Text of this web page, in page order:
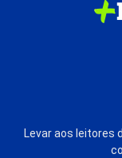
Levar aos leitores